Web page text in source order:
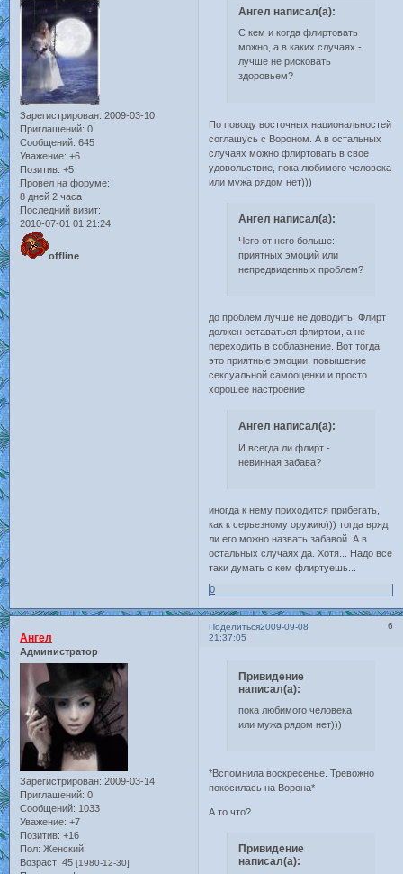
Зарегистрирован: 2009-03-10
Приглашений: 0
Сообщений: 645
Уважение: +6
Позитив: +5
Провел на форуме:
8 дней 2 часа
Последний визит:
2010-07-01 01:21:24
offline
Ангел написал(а):
С кем и когда флиртовать
можно, а в каких случаях -
лучше не рисковать
здоровьем?
По поводу восточных национальностей
соглашусь с Вороном. А в остальных
случаях можно флиртовать в свое
удовольствие, пока любимого человека
или мужа рядом нет)))
Ангел написал(а):
Чего от него больше:
приятных эмоций или
непредвиденных проблем?
до проблем лучше не доводить. Флирт
должен оставаться флиртом, а не
переходить в соблазнение. Вот тогда
это приятные эмоции, повышение
сексуальной самооценки и просто
хорошее настроение
Ангел написал(а):
И всегда ли флирт -
невинная забава?
иногда к нему приходится прибегать,
как к серьезному оружию))) тогда вряд
ли его можно назвать забавой. А в
остальных случаях да. Хотя... Надо все
таки думать с кем флиртуешь...
0
Поделиться 6
2009-09-08
21:37:05
Ангел
Администратор
Зарегистрирован: 2009-03-14
Приглашений: 0
Сообщений: 1033
Уважение: +7
Позитив: +16
Пол: Женский
Возраст: 45 [1980-12-30]
Привидение
написал(а):
пока любимого человека
или мужа рядом нет)))
*Вспомнила воскресенье. Тревожно
покосилась на Ворона*
А то что?
Привидение
написал(а):